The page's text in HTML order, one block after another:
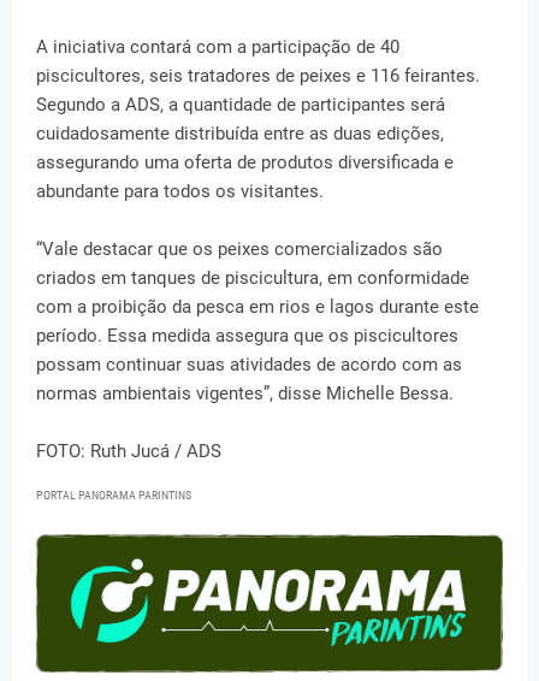
A iniciativa contará com a participação de 40
piscicultores, seis tratadores de peixes e 116 feirantes.
Segundo a ADS, a quantidade de participantes será
cuidadosamente distribuída entre as duas edições,
assegurando uma oferta de produtos diversificada e
abundante para todos os visitantes.
“Vale destacar que os peixes comercializados são
criados em tanques de piscicultura, em conformidade
com a proibição da pesca em rios e lagos durante este
período. Essa medida assegura que os piscicultores
possam continuar suas atividades de acordo com as
normas ambientais vigentes”, disse Michelle Bessa.
FOTO: Ruth Jucá / ADS
PORTAL PANORAMA PARINTINS